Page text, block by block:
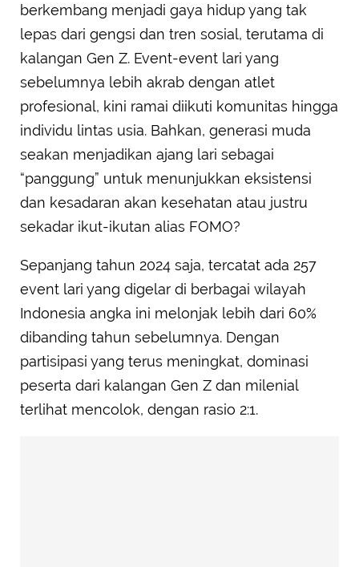
berkembang menjadi gaya hidup yang tak
lepas dari gengsi dan tren sosial, terutama di
kalangan Gen Z. Event-event lari yang
sebelumnya lebih akrab dengan atlet
profesional, kini ramai diikuti komunitas hingga
individu lintas usia. Bahkan, generasi muda
seakan menjadikan ajang lari sebagai
“panggung” untuk menunjukkan eksistensi
dan kesadaran akan kesehatan atau justru
sekadar ikut-ikutan alias FOMO?
Sepanjang tahun 2024 saja, tercatat ada 257
event lari yang digelar di berbagai wilayah
Indonesia angka ini melonjak lebih dari 60%
dibanding tahun sebelumnya. Dengan
partisipasi yang terus meningkat, dominasi
peserta dari kalangan Gen Z dan milenial
terlihat mencolok, dengan rasio 2:1.